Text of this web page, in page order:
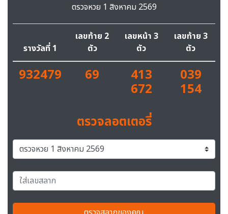
ตรวจหวย 1 สิงหาคม 2569
รางวัลที่ 1
เลขท้าย 2
ตัว
เลขหน้า 3
ตัว
เลขท้าย 3
ตัว
932479 69 413
672
039
154
ตรวจลอตเตอรี่